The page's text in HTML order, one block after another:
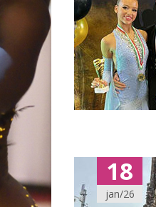
18
jan/26